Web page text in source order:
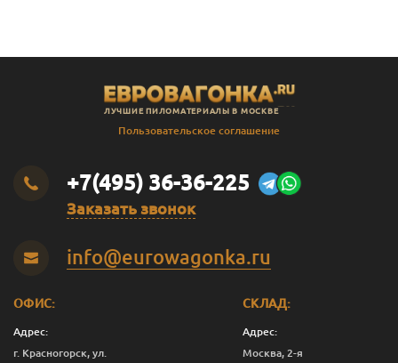
ЛУЧШИЕ ПИЛОМАТЕРИАЛЫ В МОСКВЕ
Пользовательское соглашение
+7(495) 36-36-225
Заказать звонок
info@eurowagonka.ru
ОФИС:
Адрес:
г. Красногорск, ул.
СКЛАД:
Адрес:
Москва, 2-я